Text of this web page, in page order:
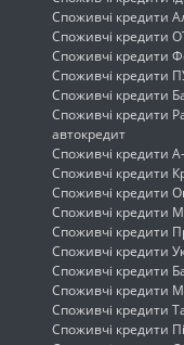
Споживчі кредити
Споживчі кредити
Споживчі кредити
Споживчі кредити
Споживчі кредити
Споживчі кредити
автокредит
Споживчі кредити
Споживчі кредити
Споживчі кредити
Споживчі кредити
Споживчі кредити
Споживчі кредити
Споживчі кредити
Споживчі кредити
Споживчі кредити
Споживчі кредити